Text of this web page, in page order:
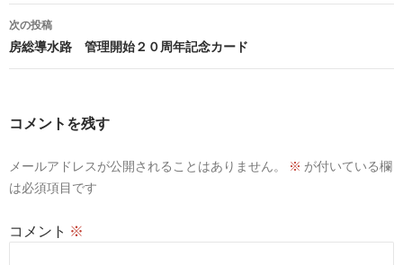
ナ
ビ
ゲ
ョ
次の投稿
房総導水路 管理開始２０周年記念カード
コメントを残す
メールアドレスが公開されることはありません。 ※ が付いている欄
は必須項目です
コメント ※